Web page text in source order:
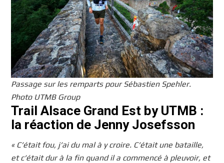
Passage sur les remparts pour Sébastien Spehler.
Photo UTMB Group
Trail Alsace Grand Est by UTMB :
la réaction de Jenny Josefsson
« C’était fou, j’ai du mal à y croire. C’était une bataille,
et c’était dur à la fin quand il a commencé à pleuvoir, et